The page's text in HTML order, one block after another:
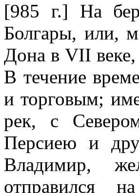
[985 г.] На
Болгары, или,
Дона в VII веке,
В течение
и торговым;
рек, с
Персиею и
Владимир,
отправился